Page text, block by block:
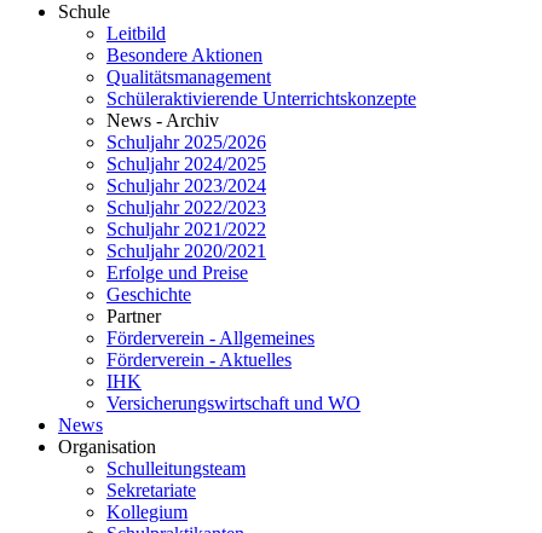
Schule
Leitbild
Besondere Aktionen
Qualitätsmanagement
Schüleraktivierende Unterrichtskonzepte
News - Archiv
Schuljahr 2025/2026
Schuljahr 2024/2025
Schuljahr 2023/2024
Schuljahr 2022/2023
Schuljahr 2021/2022
Schuljahr 2020/2021
Erfolge und Preise
Geschichte
Partner
Förderverein - Allgemeines
Förderverein - Aktuelles
IHK
Versicherungswirtschaft und WO
News
Organisation
Schulleitungsteam
Sekretariate
Kollegium